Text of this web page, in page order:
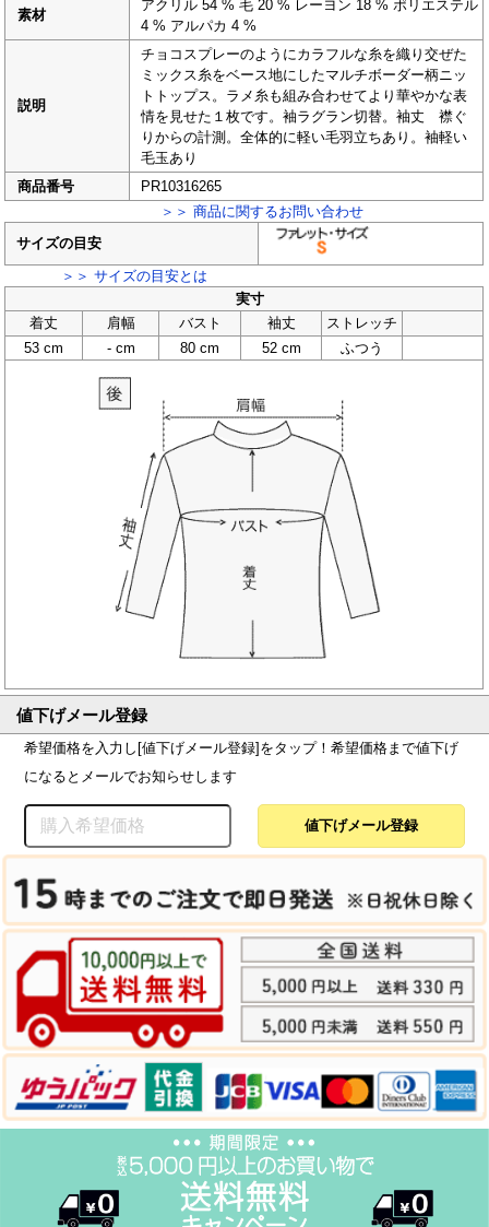
素材
アクリル 54 % 毛 20 % レーヨン 18 % ポリエステル
4 % アルパカ 4 %
説明
チョコスプレーのようにカラフルな糸を織り交ぜた
ミックス糸をベース地にしたマルチボーダー柄ニッ
トトップス。ラメ糸も組み合わせてより華やかな表
情を見せた１枚です。袖ラグラン切替。袖丈 襟ぐ
りからの計測。全体的に軽い毛羽立ちあり。袖軽い
毛玉あり
商品番号
PR10316265
＞＞ 商品に関するお問い合わせ
サイズの目安
＞＞ サイズの目安とは
実寸
着丈
肩幅 バスト 袖丈
ストレッチ
53 cm
- cm 80 cm 52 cm ふつう
値下げメール登録
希望価格を入力し[値下げメール登録]をタップ！希望価格まで値下げ
になるとメールでお知らせします